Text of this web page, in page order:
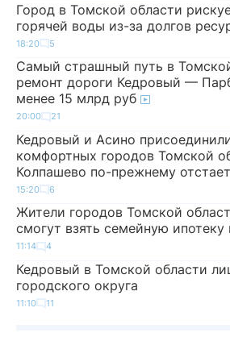
Город в Томской области
горячей воды из-за долгов
18:20 5
Самый страшный путь в
ремонт дороги Кедровый —
менее 15 млрд руб
20:00 21
Кедровый и Асино
комфортных городов Томской
Колпашево по-прежнему отстает
15:20 6
Жители городов Томской
смогут взять семейную ипотеку
11:14 4
Кедровый в Томской области
городского округа
11:10 11